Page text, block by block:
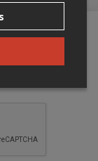
pas un